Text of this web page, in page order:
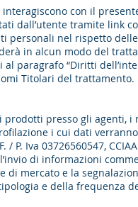
con il
dall’utente tramite link
personali nel rispetto
in alcun modo del
paragrafo “Diritti
Titolari del trattamento.
presso gli agenti,
i cui dati
/ P. Iva 03726560547,
di informazioni
mercato e la
e della frequenza